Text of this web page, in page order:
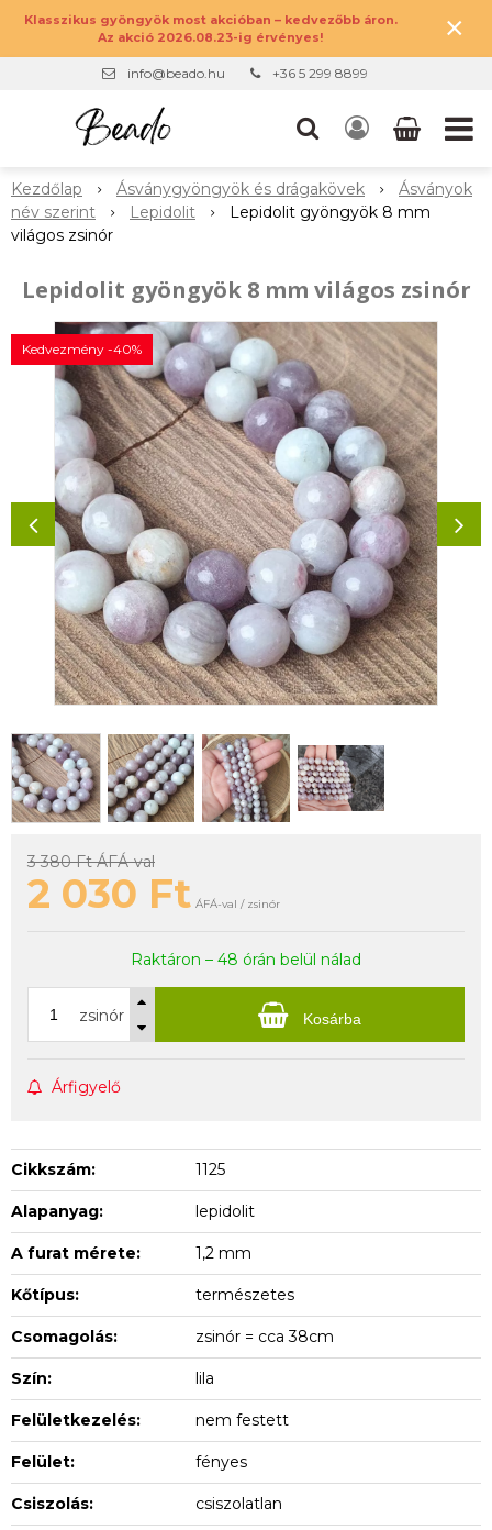
Klasszikus gyöngyök most akcióban – kedvezőbb áron.
Az akció 2026.08.23-ig érvényes!
×
info@beado.hu +36 5 299 8899
Kezdőlap Ásványgyöngyök és drágakövek
Ásványok
név szerint
Lepidolit
Lepidolit gyöngyök 8 mm
világos zsinór
Lepidolit gyöngyök 8 mm világos zsinór
Kedvezmény -40%
3 380 FtÁFÁ-val
2 030 Ft ÁFÁ-val / zsinór
Raktáron – 48 órán belül nálad
zsinór Kosárba
Árfigyelő
Cikkszám: 1125
Alapanyag: lepidolit
A furat mérete: 1,2 mm
Kőtípus: természetes
Csomagolás: zsinór = cca 38cm
Szín: lila
Felületkezelés: nem festett
Felület: fényes
Csiszolás: csiszolatlan